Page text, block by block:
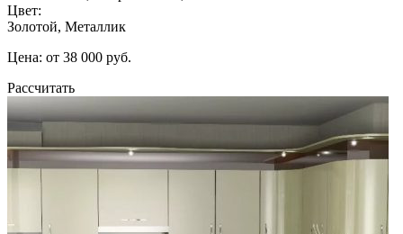
Цвет:
Золотой, Металлик
Цена: от 38 000 руб.
Рассчитать